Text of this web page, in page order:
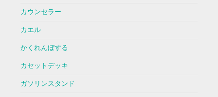
カウンセラー
カエル
かくれんぼする
カセットデッキ
ガソリンスタンド